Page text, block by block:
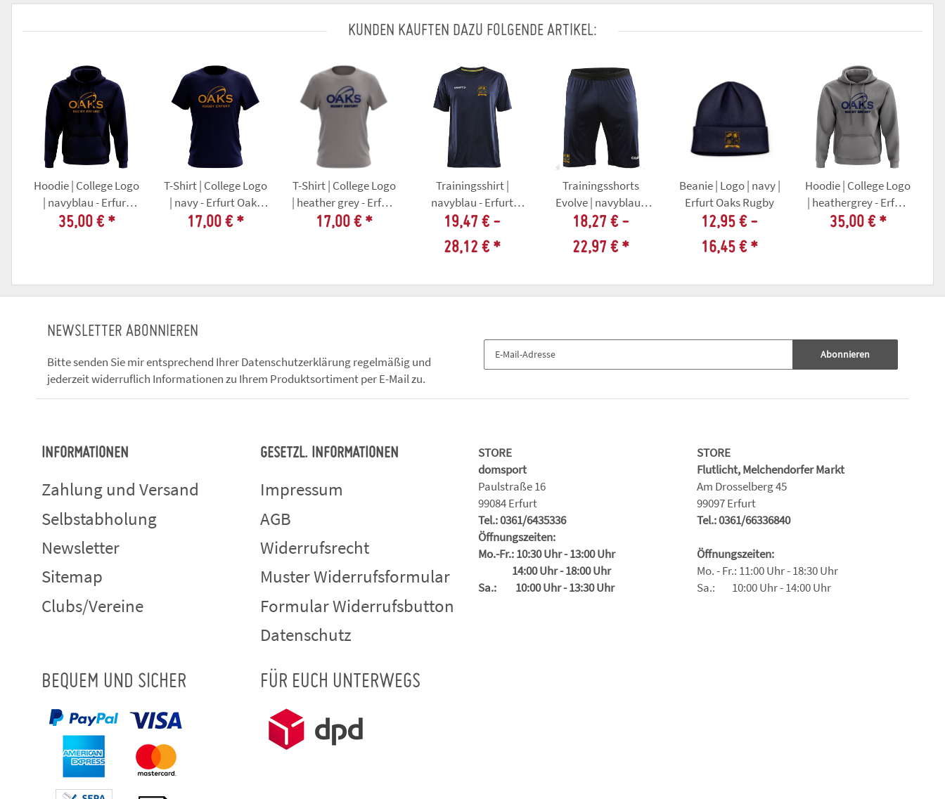
KUNDEN KAUFTEN DAZU FOLGENDE ARTIKEL:
Hoodie | College Logo
| navyblau - Erfurt
Oaks Rugby
35,00 € *
T-Shirt | College Logo
| navy - Erfurt Oaks
Rugby
17,00 € *
T-Shirt | College Logo
| heather grey - Erfurt
Oaks Rugby
17,00 € *
Trainingsshirt |
navyblau - Erfurt
Oaks Rugby
19,47 € -
28,12 € *
Trainingsshorts
Evolve | navyblau -
Erfurt Oaks Rugby
18,27 € -
22,97 € *
Beanie | Logo | navy |
Erfurt Oaks Rugby
12,95 € -
16,45 € *
Hoodie | College Logo
| heathergrey - Erfurt
Oaks Rugby
35,00 € *
NEWSLETTER ABONNIEREN
Bitte senden Sie mir entsprechend IhrerDatenschutzerklärungregelmäßig und
jederzeit widerruflich Informationen zu Ihrem Produktsortiment per E-Mail zu.
Abonnieren
INFORMATIONEN
Zahlung und Versand
Selbstabholung
Newsletter
Sitemap
Clubs/Vereine
GESETZL. INFORMATIONEN
Impressum
AGB
Widerrufsrecht
Muster Widerrufsformular
Formular Widerrufsbutton
Datenschutz
STORE
domsport
Paulstraße 16
99084 Erfurt
Tel.: 0361/6435336
Öffnungszeiten:
Mo.-Fr.: 10:30 Uhr - 13:00 Uhr
14:00 Uhr - 18:00 Uhr
Sa.: 10:00 Uhr - 13:30 Uhr
STORE
Flutlicht, Melchendorfer Markt
Am Drosselberg 45
99097 Erfurt
Tel.: 0361/66336840
Öffnungszeiten:
Mo. - Fr.: 11:00 Uhr - 18:30 Uhr
Sa.: 10:00 Uhr - 14:00 Uhr
BEQUEM UND SICHER FÜR EUCH UNTERWEGS